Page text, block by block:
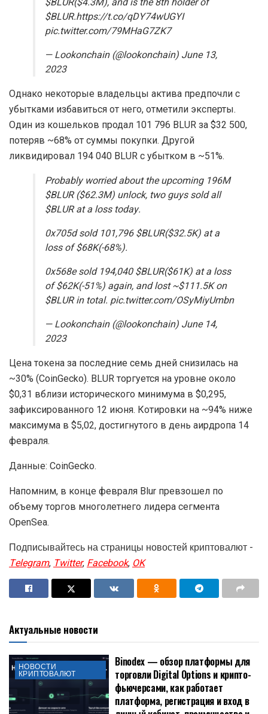
$BLUR.https://t.co/qDY74wUGYI
pic.twitter.com/79MHaG7ZK7
— Lookonchain (@lookonchain) June 13,
2023
Однако некоторые владельцы актива предпочли с
убытками избавиться от него, отметили эксперты.
Один из кошельков продал 101 796 BLUR за $32 500,
потеряв ~68% от суммы покупки. Другой
ликвидировал 194 040 BLUR с убытком в ~51%.
Probably worried about the upcoming 196M
$BLUR ($62.3M) unlock, two guys sold all
$BLUR at a loss today.
0x705d sold 101,796 $BLUR($32.5K) at a
loss of $68K(-68%).
0x568e sold 194,040 $BLUR($61K) at a loss
of $62K(-51%) again, and lost ~$111.5K on
$BLUR in total. pic.twitter.com/OSyMiyUmbn
— Lookonchain (@lookonchain) June 14,
2023
Цена токена за последние семь дней снизилась на
~30% (CoinGecko). BLUR торгуется на уровне около
$0,31 вблизи исторического минимума в $0,295,
зафиксированного 12 июня. Котировки на ~94% ниже
максимума в $5,02, достигнутого в день аирдропа 14
февраля.
Данные: CoinGecko.
Напомним, в конце февраля Blur превзошел по
объему торгов многолетнего лидера сегмента
OpenSea.
Подписывайтесь на страницы новостей криптовалют -
Telegram, Twitter, Facebook, OK
Актуальные новости
НОВОСТИ
КРИПТОВАЛЮТ
Binodex — обзор платформы для
торговли Digital Options и крипто-
фьючерсами, как работает
платформа, регистрация и вход в